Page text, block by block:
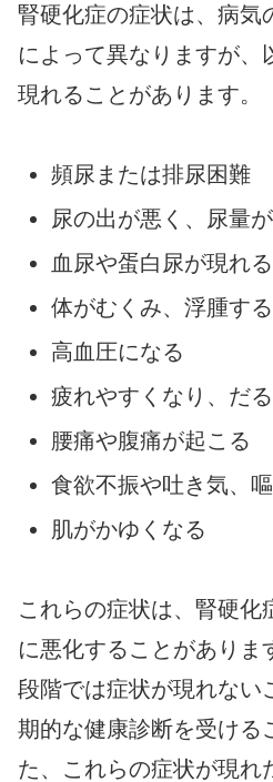
腎硬化症の症状は、病気
によって異なりますが、
現れることがあります。
頻尿または排尿困難
尿の出が悪く、尿量
血尿や蛋白尿が現れる
体がむくみ、浮腫する
高血圧になる
疲れやすくなり、だ
腰痛や腹痛が起こる
食欲不振や吐き気、
肌がかゆくなる
これらの症状は、腎硬化
に悪化することがありま
段階では症状が現れない
期的な健康診断を受ける
た、これらの症状が現れ